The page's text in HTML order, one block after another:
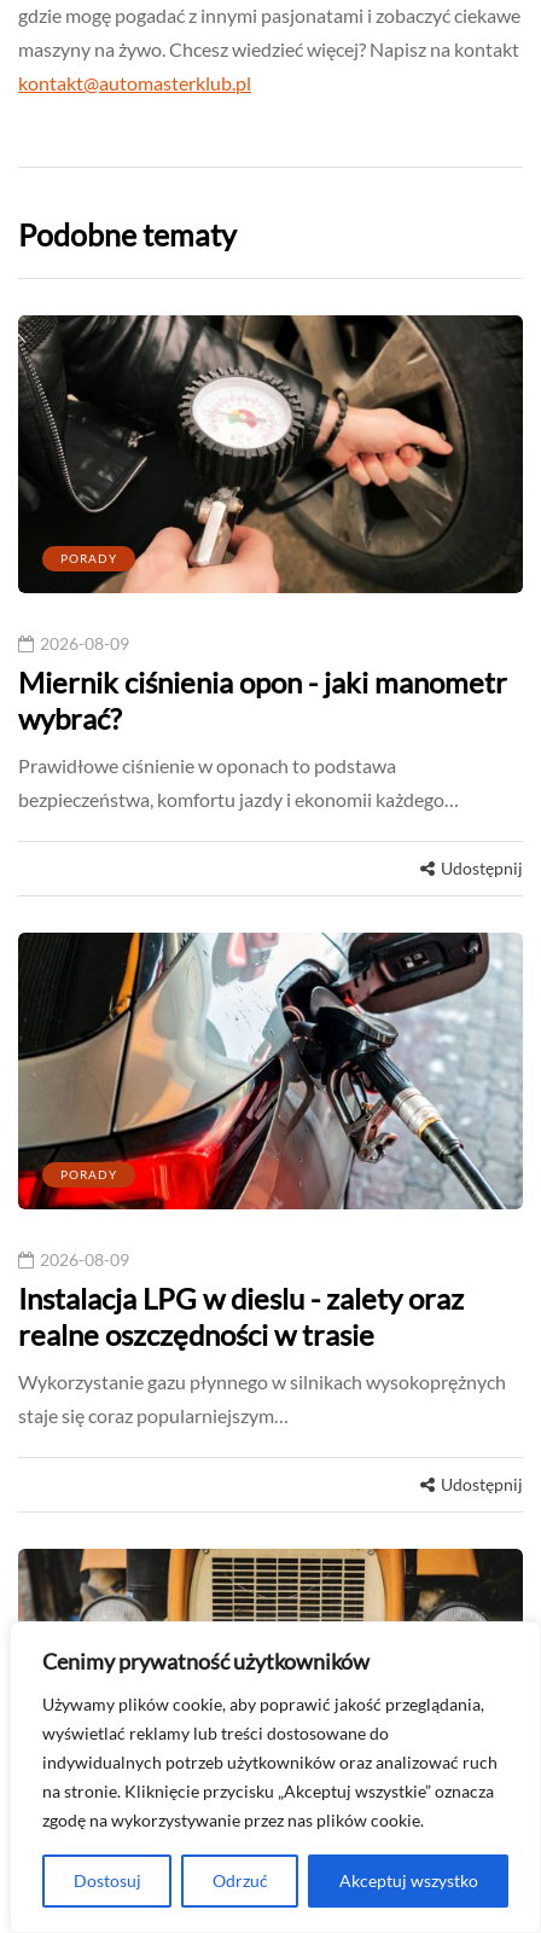
Cenimy prywatność użytkowników
Używamy plików cookie, aby poprawić jakość przeglądania,
wyświetlać reklamy lub treści dostosowane do
indywidualnych potrzeb użytkowników oraz analizować ruch
na stronie. Kliknięcie przycisku „Akceptuj wszystkie” oznacza
zgodę na wykorzystywanie przez nas plików cookie.
Dostosuj Odrzuć Akceptuj wszystko
gdzie mogę pogadać z innymi pasjonatami i zobaczyć ciekawe
maszyny na żywo. Chcesz wiedzieć więcej? Napisz na kontakt
kontakt@automasterklub.pl
Podobne tematy
PORADY
2026-08-09
Miernik ciśnienia opon - jaki manometr
wybrać?
Prawidłowe ciśnienie w oponach to podstawa
bezpieczeństwa, komfortu jazdy i ekonomii każdego…
Udostępnij
PORADY
2026-08-09
Instalacja LPG w dieslu - zalety oraz
realne oszczędności w trasie
Wykorzystanie gazu płynnego w silnikach wysokoprężnych
staje się coraz popularniejszym…
Udostępnij
PORADY
2026-08-08
Jak odblokować biegi w C-360?